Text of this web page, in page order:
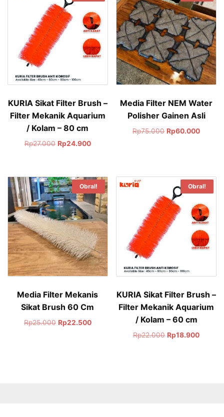
KURIA Sikat Filter Brush –
Filter Mekanik Aquarium
/ Kolam – 80 cm
Rp27.000 Rp24.900
Media Filter NEM Water
Polisher Gainen Asli
Rp75.000 Rp60.000
Obral!
Media Filter Mekanis
Sikat Brush 60 Cm
Rp25.000 Rp22.500
Obral!
KURIA Sikat Filter Brush –
Filter Mekanik Aquarium
/ Kolam – 60 cm
Rp22.000 Rp18.900